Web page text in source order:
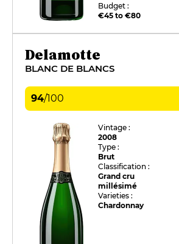
Budget :
€45 to €80
Delamotte
BLANC DE BLANCS
94/100
Vintage :
2008
Type :
Brut
Classification :
Grand cru
millésimé
Varieties :
Chardonnay